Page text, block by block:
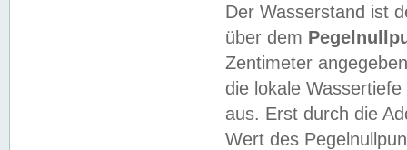
Der Wasserstand ist
über dem
Zentimeter
die lokale
aus. Erst durch die
Wert des